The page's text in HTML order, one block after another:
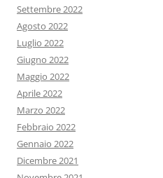
Settembre 2022
Agosto 2022
Luglio 2022
Giugno 2022
Maggio 2022
Aprile 2022
Marzo 2022
Febbraio 2022
Gennaio 2022
Dicembre 2021